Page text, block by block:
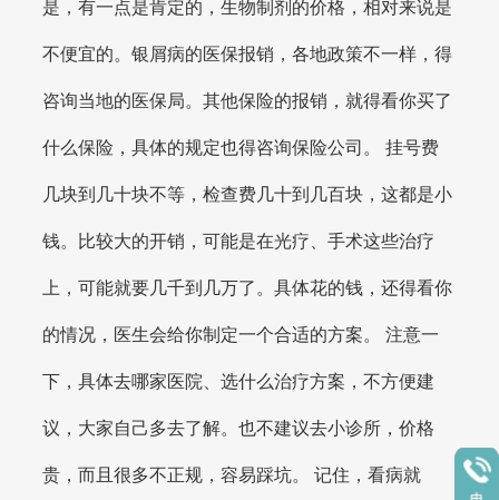
是，有一点是肯定的，生物制剂的价格，相对来说是
不便宜的。银屑病的医保报销，各地政策不一样，得
咨询当地的医保局。其他保险的报销，就得看你买了
什么保险，具体的规定也得咨询保险公司。 挂号费
几块到几十块不等，检查费几十到几百块，这都是小
钱。比较大的开销，可能是在光疗、手术这些治疗
上，可能就要几千到几万了。具体花的钱，还得看你
的情况，医生会给你制定一个合适的方案。 注意一
下，具体去哪家医院、选什么治疗方案，不方便建
议，大家自己多去了解。也不建议去小诊所，价格
贵，而且很多不正规，容易踩坑。 记住，看病就